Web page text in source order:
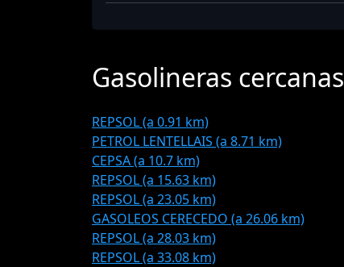
Gasolineras cercanas
REPSOL (a 0.91 km)
PETROL LENTELLAIS (a 8.71 km)
CEPSA (a 10.7 km)
REPSOL (a 15.63 km)
REPSOL (a 23.05 km)
GASOLEOS CERECEDO (a 26.06 km)
REPSOL (a 28.03 km)
REPSOL (a 33.08 km)